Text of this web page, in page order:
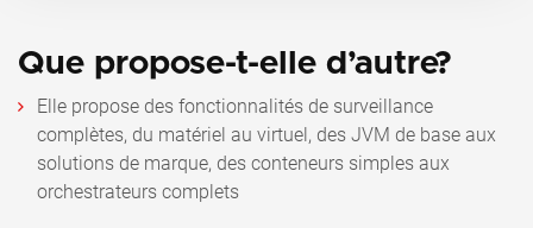
Que propose-t-elle d’autre?
Elle propose des fonctionnalités de surveillance
complètes, du matériel au virtuel, des JVM de base aux
solutions de marque, des conteneurs simples aux
orchestrateurs complets